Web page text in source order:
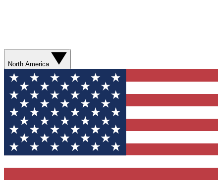
North America